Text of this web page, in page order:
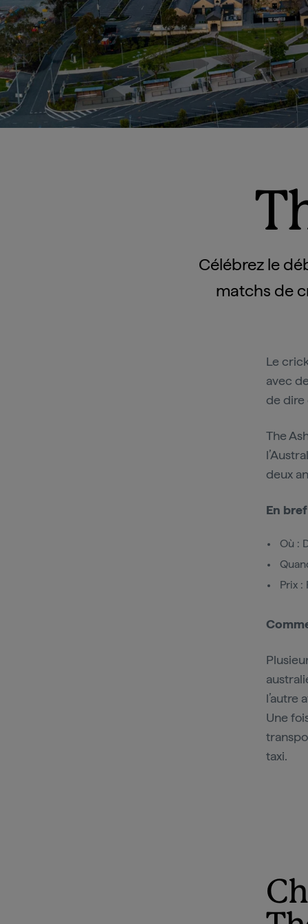
Célébrez le
matchs de
Le
avec
de dire
The
deux
En bref
Où :
Prix :
l’autre
Une
taxi.